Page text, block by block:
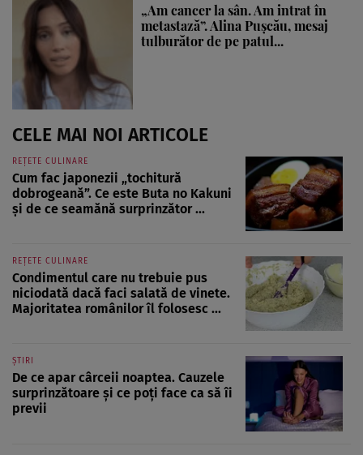
„Am cancer la sân. Am intrat în
metastază”. Alina Pușcău, mesaj
tulburător de pe patul...
CELE MAI NOI ARTICOLE
REȚETE CULINARE
Cum fac japonezii „tochitură
dobrogeană”. Ce este Buta no Kakuni
și de ce seamănă surprinzător ...
REȚETE CULINARE
Condimentul care nu trebuie pus
niciodată dacă faci salată de vinete.
Majoritatea românilor îl folosesc ...
ȘTIRI
De ce apar cârceii noaptea. Cauzele
surprinzătoare și ce poți face ca să îi
previi